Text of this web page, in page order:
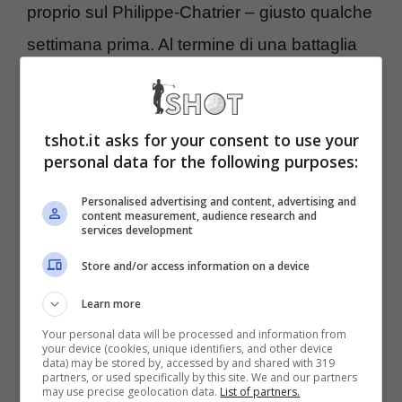
proprio sul Philippe-Chatrier – giusto qualche
settimana prima. Al termine di una battaglia
dai contorni epici, il 37enne slavo ha
prevalso con un doppio tie-break, dando poi
sfogo alla sua irrefrenabile gioia per essersi
tolto, come direbbero negli Stati Uniti, una
gigantesca scimmia dalla spalla.
Il problema per gli avversari, però, potrebbe
continuare a persistere. Già perché, a parte
la suggestione che vorrebbe il serbo
continuare a giocare fino alle Olimpiadi di
Los Angeles 2028,c’è da fare i conti con il
tshot.it asks for your consent to use your
personal data for the following purposes:
Personalised advertising and content, advertising and
content measurement, audience research and
services development
Store and/or access information on a device
Learn more
Your personal data will be processed and information from
your device (cookies, unique identifiers, and other device
data) may be stored by, accessed by and shared with 319
partners, or used specifically by this site. We and our partners
may use precise geolocation data. List of partners.